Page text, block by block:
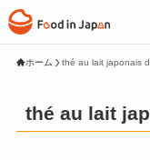
ホーム thé au lait japonais
thé au lait